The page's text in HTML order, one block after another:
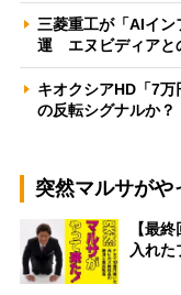
三菱重工が「AIイ
運 エヌビディアと
キオクシアHD「7
の反転シグナルか
突然マルサがや
【最
入れ